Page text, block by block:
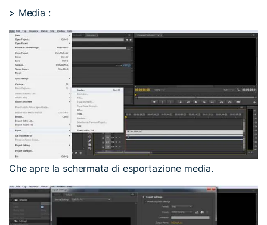
> Media :
Che apre la schermata di esportazione media.